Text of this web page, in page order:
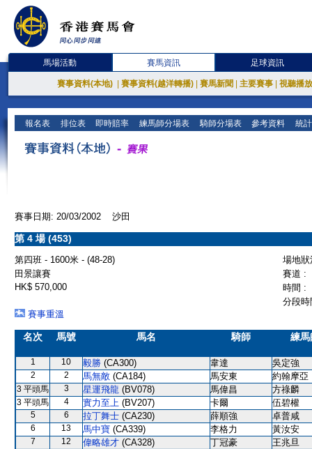
馬場活動 賽馬資訊 足球資訊
賽事資料(本地) 賽事資料(越洋轉播) 賽馬新聞 主要賽事 視聽播
報名表 排位表 即時賠率 練馬師分場表 騎師分場表 參考資料 統
賽事日期: 20/03/2002 沙田
第 4 場 (453)
第四班 - 1600米 - (48-28)
場地
田景讓賽
賽道 :
HK$ 570,000
時間 :
分段
賽事重溫
名次 馬號 馬名 騎師 練馬
1 10 毅勝 (CA300) 韋達 吳定強
2 2 馬無敵 (CA184) 馬安東 約翰摩亞
3 平頭馬 3 星運飛龍 (BV078) 馬偉昌 方祿麟
3 平頭馬 4 實力至上 (BV207) 卡爾 伍碧權
5 6 拉丁舞士 (CA230) 薛順強 卓普咸
6 13 馬中寶 (CA339) 李格力 黃汝安
7 12 偉略雄才 (CA328) 丁冠豪 王兆旦